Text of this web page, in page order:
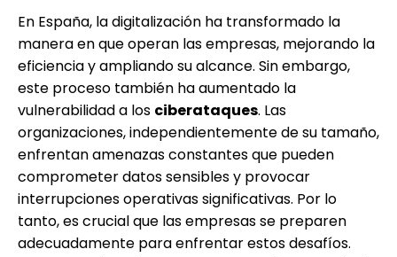
En España, la digitalización ha transformado la
manera en que operan las empresas, mejorando la
eficiencia y ampliando su alcance. Sin embargo,
este proceso también ha aumentado la
vulnerabilidad a los ciberataques. Las
organizaciones, independientemente de su tamaño,
enfrentan amenazas constantes que pueden
comprometer datos sensibles y provocar
interrupciones operativas significativas. Por lo
tanto, es crucial que las empresas se preparen
adecuadamente para enfrentar estos desafíos.